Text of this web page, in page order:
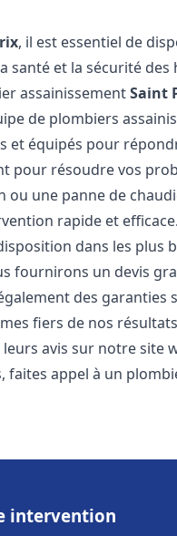
, il est essentiel de
santé et la sécurité
assainissementSaint
de plombiers
et équipés pour
pour résoudre vos
ou une panne de
rapide et
dans les
fournirons un devis
des
fiers de nos
avis sur notre site
faites appel à un
intervention